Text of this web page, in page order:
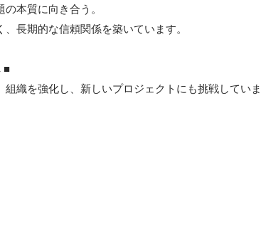
本質に向き合う。
長期的な信頼関係を築いています。
■
織を強化し、新しいプロジェクトにも挑戦してい